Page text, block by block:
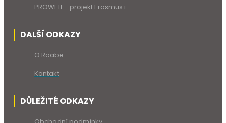
PROWELL - projekt Erasmus+
DALŠÍ ODKAZY
O Raabe
Kontakt
DŮLEŽITÉ ODKAZY